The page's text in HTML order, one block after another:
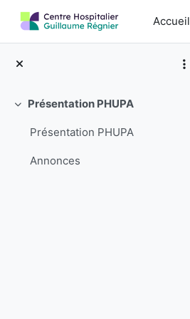
Accueil
Replier
Présentation PHUPA
Présentation PHUPA
Annonces